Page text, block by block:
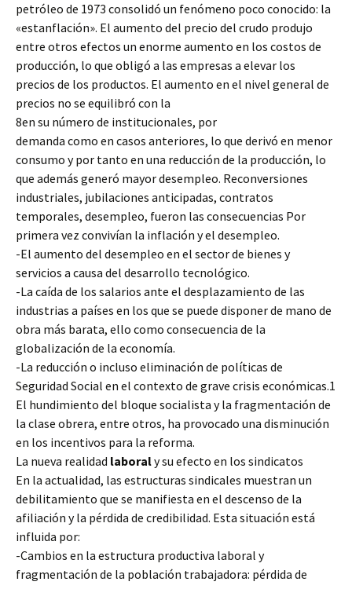
petróleo de 1973 consolidó un fenómeno poco conocido: la
«estanflación». El aumento del precio del crudo produjo
entre otros efectos un enorme aumento en los costos de
producción, lo que obligó a las empresas a elevar los
precios de los productos. El aumento en el nivel general de
precios no se equilibró con la
8en su número de institucionales, por
demanda como en casos anteriores, lo que derivó en menor
consumo y por tanto en una reducción de la producción, lo
que además generó mayor desempleo. Reconversiones
industriales, jubilaciones anticipadas, contratos
temporales, desempleo, fueron las consecuencias Por
primera vez convivían la inflación y el desempleo.
-El aumento del desempleo en el sector de bienes y
servicios a causa del desarrollo tecnológico.
-La caída de los salarios ante el desplazamiento de las
industrias a países en los que se puede disponer de mano de
obra más barata, ello como consecuencia de la
globalización de la economía.
-La reducción o incluso eliminación de políticas de
Seguridad Social en el contexto de grave crisis económicas.1
El hundimiento del bloque socialista y la fragmentación de
la clase obrera, entre otros, ha provocado una disminución
en los incentivos para la reforma.
La nueva realidad laboraly su efecto en los sindicatos
En la actualidad, las estructuras sindicales muestran un
debilitamiento que se manifiesta en el descenso de la
afiliación y la pérdida de credibilidad. Esta situación está
influida por:
-Cambios en la estructura productiva laboral y
fragmentación de la población trabajadora: pérdida de